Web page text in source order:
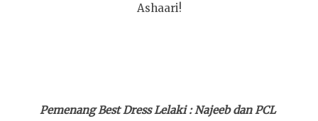
Ashaari!
Pemenang Best Dress Lelaki : Najeeb dan PCL